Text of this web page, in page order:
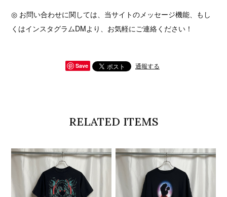
◎ お問い合わせに関しては、当サイトのメッセージ機能、もし
くはインスタグラムDMより、お気軽にご連絡ください！
Save 通報する
RELATED ITEMS